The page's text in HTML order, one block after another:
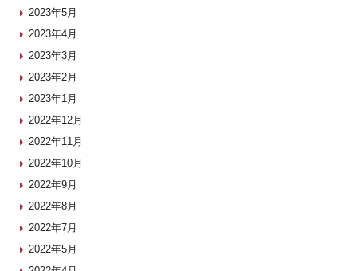
2023年5月
2023年4月
2023年3月
2023年2月
2023年1月
2022年12月
2022年11月
2022年10月
2022年9月
2022年8月
2022年7月
2022年5月